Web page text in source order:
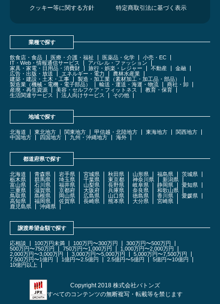
クッキー等に関する方針
特定商取引法に基づく表示
業種で探す
飲食店・食品 医療・介護・福祉 医薬品・化学
小売・EC
IT・Web・情報通信サービス
アパレル・ファッション
家具・家電・日用品・消費財
旅行・娯楽・レジャー 不動産
金融
広告・出版・放送
エネルギー・電力
農林水産業
建築・建設・土木・工事
製造・加工業（素材加工・加工品・部品）
製造業（機械・電機・電子部品）
輸送・運送・海運・物流
商社・卸
産廃・再生資源
美容・セルフケア・フィットネス
教育・保育
生活関連サービス
法人向けサービス その他
地域で探す
北海道 東北地方 関東地方 甲信越・北陸地方 東海地方
関西地方
中国地方
四国地方 九州・沖縄地方 海外
都道府県で探す
北海道 青森県 岩手県 宮城県 秋田県 山形県 福島県
茨城県
栃木県
群馬県 埼玉県 千葉県 東京都 神奈川県
新潟県
富山県
石川県 福井県 山梨県 長野県 岐阜県 静岡県
愛知県
三重県
滋賀県 京都府 大阪府 兵庫県 奈良県
和歌山県
鳥取県
島根県 岡山県 広島県 山口県 徳島県 香川県
愛媛県
高知県
福岡県 佐賀県 長崎県 熊本県 大分県
宮崎県
鹿児島県
沖縄県
譲渡希望金額で探す
応相談 100万円未満 100万円〜300万円
300万円〜500万円
500万円〜750万円
750万円〜1,000万円
1,000万円〜2,000万円
2,000万円〜3,000万円
3,000万円〜5,000万円
5,000万円〜7,500万円
7,500万円〜1億円
1億円〜2.5億円 2.5億円〜5億円
5億円〜10億円
10億円以上
Copyright 2018 株式会社バトンズ
すべてのコンテンツの無断複写・転載等を禁じます